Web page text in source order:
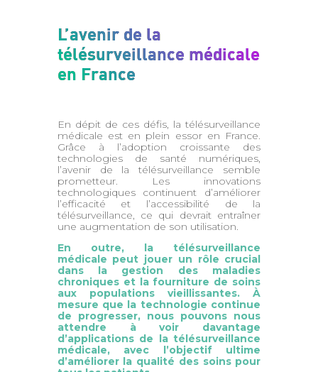
L’avenir de la
télésurveillance médicale
en France
En dépit de ces défis, la télésurveillance
médicale est en plein essor en France.
Grâce à l’adoption croissante des
technologies de santé numériques,
l’avenir de la télésurveillance semble
prometteur. Les innovations
technologiques continuent d’améliorer
l’efficacité et l’accessibilité de la
télésurveillance, ce qui devrait entraîner
une augmentation de son utilisation.
En outre, la télésurveillance
médicale peut jouer un rôle crucial
dans la gestion des maladies
chroniques et la fourniture de soins
aux populations vieillissantes. À
mesure que la technologie continue
de progresser, nous pouvons nous
attendre à voir davantage
d’applications de la télésurveillance
médicale, avec l’objectif ultime
d’améliorer la qualité des soins pour